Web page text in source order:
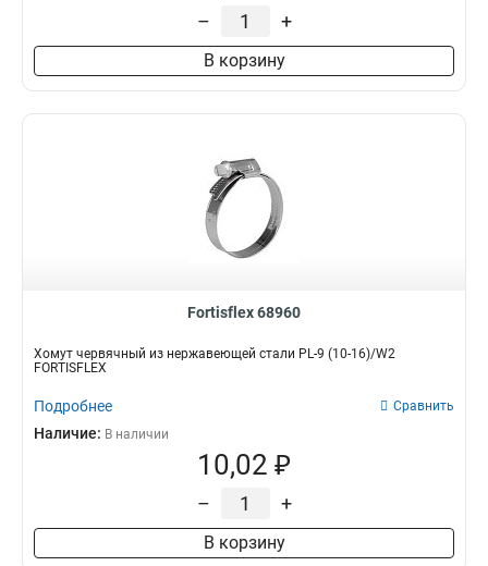
– +
В корзину
Fortisflex 68960
Хомут червячный из нержавеющей стали PL-9 (10-16)/W2
FORTISFLEX
Подробнее Сравнить
Наличие: В наличии
10,02 ₽
– +
В корзину